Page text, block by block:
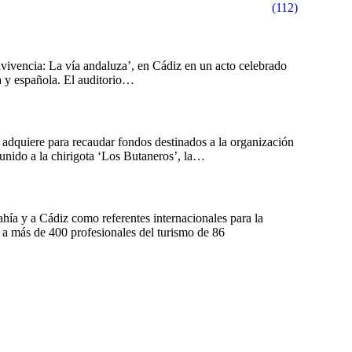
(112)
La vía andaluza’, en Cádiz en un acto celebrado
y española. El auditorio…
para recaudar fondos destinados a la organización
a la chirigota ‘Los Butaneros’, la…
y a Cádiz como referentes internacionales para la
más de 400 profesionales del turismo de 86